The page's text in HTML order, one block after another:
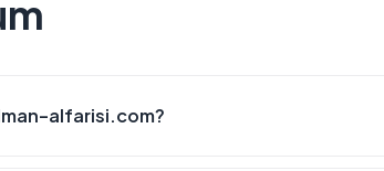
alfarisi.com?